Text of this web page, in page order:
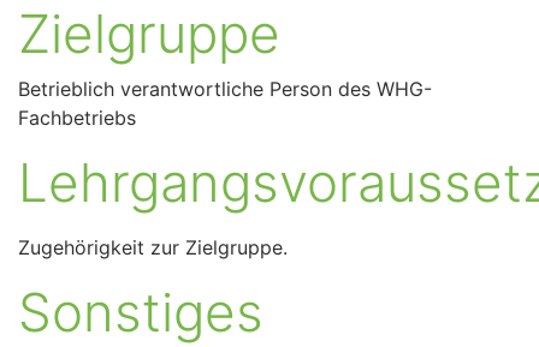
Zielgruppe
Betrieblich verantwortliche Person des WHG-
Fachbetriebs
Zugehörigkeit zur Zielgruppe.
Sonstiges